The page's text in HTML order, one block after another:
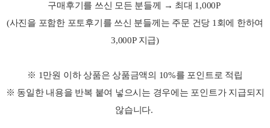
구매후기를 쓰신 모든 분들께 → 최대 1,000P
(사진을 포함한 포토후기를 쓰신 분들께는 주문 건당 1회에 한하여
3,000P 지급)
※ 1만원 이하 상품은 상품금액의 10%를 포인트로 적립
※ 동일한 내용을 반복 붙여 넣으시는 경우에는 포인트가 지급되지
않습니다.